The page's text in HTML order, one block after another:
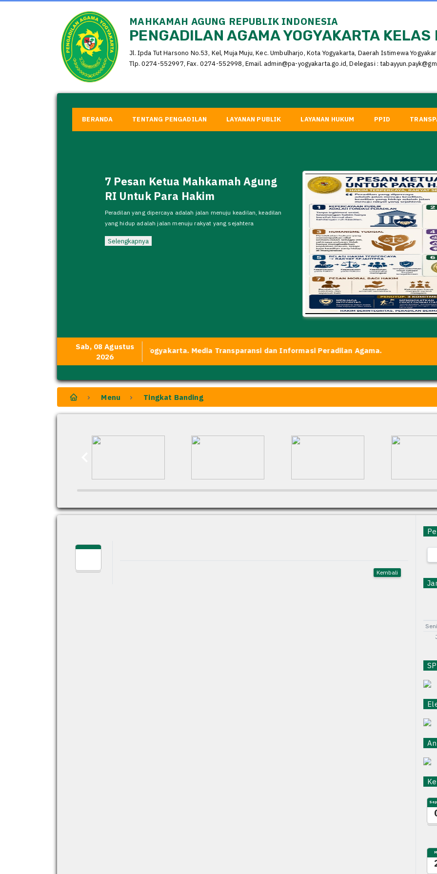
MAHKAMAH AGUNG REPUBLIK INDONESIA
PENGADILAN AGAMA YOGYAKARTA KELAS
Jl. Ipda Tut Harsono No.53, Kel, Muja Muju, Kec. Umbulharjo, Kota Yogyakarta, Daerah Istimewa
Tlp. 0274-552997, Fax. 0274-552998, Email. admin@pa-yogyakarta.go.id, Delegasi :
PPID
LAYANAN HUKUM
LAYANAN PUBLIK
TENTANG PENGADILAN
BERANDA
7 Pesan Ketua Mahkamah Agung
RI Untuk Para Hakim
Peradilan yang dipercaya adalah jalan menuju keadilan, keadilan
yang hidup adalah jalan menuju rakyat yang sejahtera
Selengkapnya
Sab, 08 Agustus
2026
Resmi Pengadilan Agama Yogyakarta. Media Transparansi dan Informasi Peradilan Agama.
Menu Tingkat Banding
Kembali